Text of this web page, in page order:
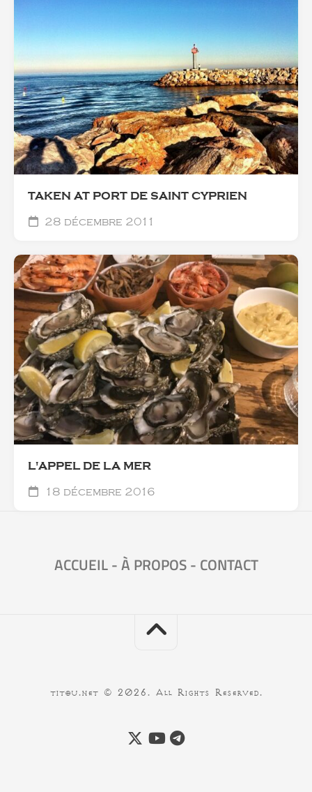
TAKEN AT PORT DE SAINT CYPRIEN
28 décembre 2011
L'APPEL DE LA MER
18 décembre 2016
ACCUEIL-À PROPOS- CONTACT
titou.net © 2026. All Rights Reserved.